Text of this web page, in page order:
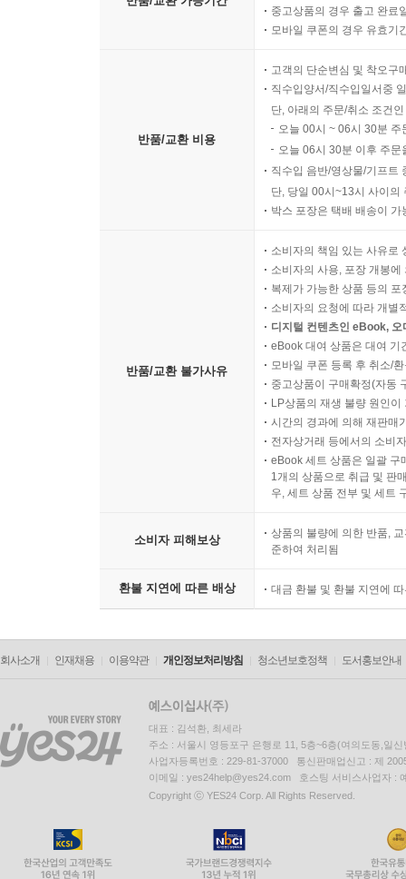
중고상품의 경우 출고 완료
모바일 쿠폰의 경우 유효기
반품/교환 비용
고객의 단순변심 및 착오구
직수입양서/직수입일서중
단, 아래의 주문/취소 조건
오늘 00시 ~ 06시 30분
오늘 06시 30분 이후 주
직수입 음반/영상물/기프트
단, 당일 00시~13시 사이의
박스 포장은 택배 배송이
반품/교환 불가사유
소비자의 책임 있는 사유로
소비자의 사용, 포장 개봉
복제가 가능한 상품 등의
소비자의 요청에 따라 개별
디지털 컨텐츠인 eBook,
eBook 대여 상품은 대여 기
모바일 쿠폰 등록 후 취소/
중고상품이 구매확정(자동
LP상품의 재생 불량 원인
시간의 경과에 의해 재판매
전자상거래 등에서의 소비
eBook 세트 상품은 일괄 구
1개의 상품으로 취급 및 판
우, 세트 상품 전부 및 세트
소비자 피해보상
상품의 불량에 의한 반품,
준하여 처리됨
환불 지연에 따른 배상 대금 환불 및 환불 지연에
회사소개 인재채용 이용약관 개인정보처리방침 청소년보호정책 도서홍보안내
대표 : 김석환, 최세라
주소 : 서울시 영등포구 은행로 11, 5층~6층(여의도동,일신
사업자등록번호 : 229-81-37000 통신판매업신고 : 제
이메일 : yes24help@yes24.com 호스팅 서비스사업자 :
Copyright ⓒ YES24 Corp. All Rights Reserved.